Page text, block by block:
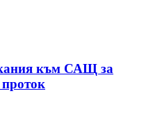
към САЩ за